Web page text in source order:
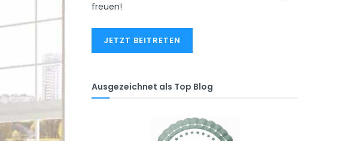
freuen!
JETZT BEITRETEN
Ausgezeichnet als Top Blog